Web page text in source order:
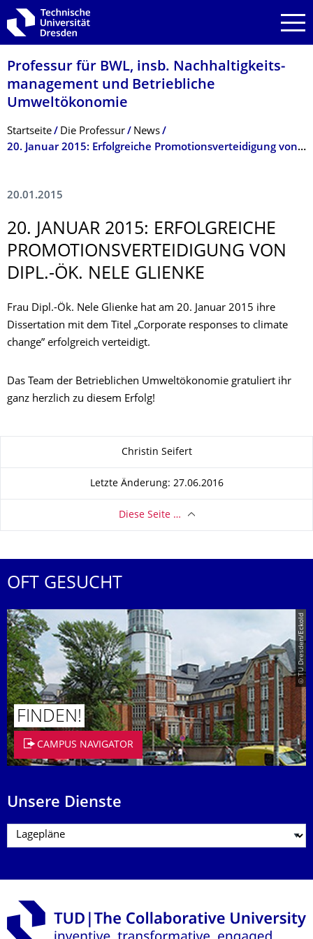
Zur Hauptnavigation springen
Zur Suche springen
Zum Inhalt springen
Professur für BWL, insb. Nachhaltigkeits­
management und Betriebliche
Umweltökonomie
Breadcrumb-Menü
Startseite Die Professur
News
20. Januar 2015: Erfolgreiche Promotionsverteidigung von Dipl.-Ök. Nele Glienke
20.01.2015
20. JANUAR 2015: ERFOLGREICHE
PROMOTIONSVER­TEIDIGUNG VON
DIPL.-ÖK. NELE GLIENKE
Frau Dipl.-Ök. Nele Glienke hat am 20. Januar 2015 ihre
Dissertation mit dem Titel „Corporate responses to climate
change” erfolgreich verteidigt.
Das Team der Betrieblichen Umweltökonomie gratuliert ihr
ganz herzlich zu diesem Erfolg!
Christin Seifert
Letzte Änderung: 27.06.2016
Diese Seite …
OFT GESUCHT
© TU Dresden/Eckold
FINDEN!
CAMPUS NAVIGATOR
Unsere Dienste